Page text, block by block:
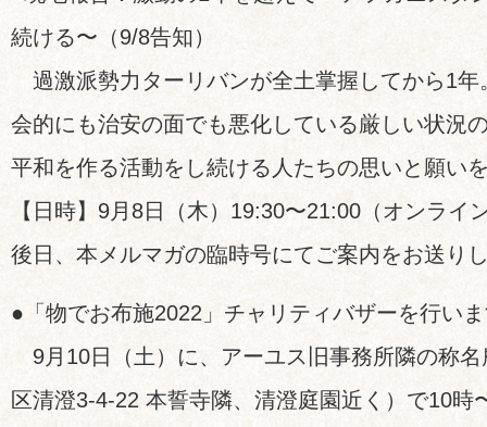
続ける〜（9/8告知）
過激派勢力ターリバンが全土掌握してから1年
会的にも治安の面でも悪化している厳しい状況
平和を作る活動をし続ける人たちの思いと願い
【日時】9月8日（木）19:30〜21:00（オンライ
後日、本メルマガの臨時号にてご案内をお送り
●「物でお布施2022」チャリティバザーを行い
9月10日（土）に、アーユス旧事務所隣の称名
区清澄3-4-22 本誓寺隣、清澄庭園近く）で10時